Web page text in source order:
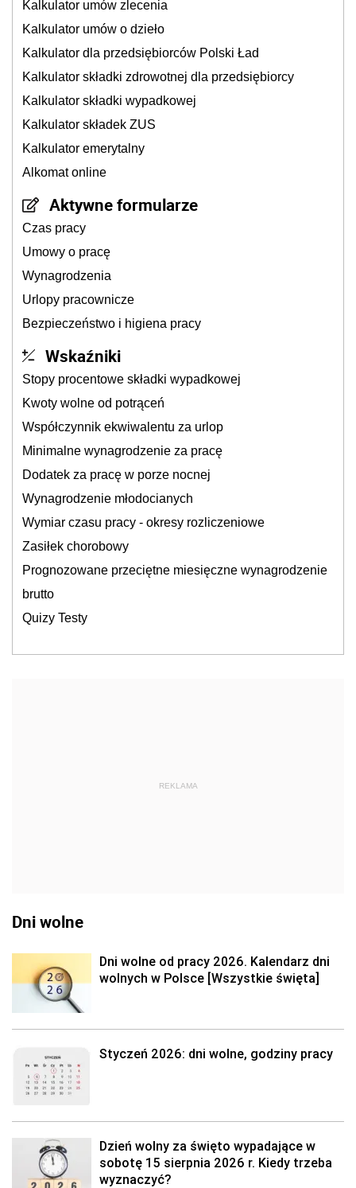
Kalkulator umów zlecenia
Kalkulator umów o dzieło
Kalkulator dla przedsiębiorców Polski Ład
Kalkulator składki zdrowotnej dla przedsiębiorcy
Kalkulator składki wypadkowej
Kalkulator składek ZUS
Kalkulator emerytalny
Alkomat online
Aktywne formularze
Czas pracy
Umowy o pracę
Wynagrodzenia
Urlopy pracownicze
Bezpieczeństwo i higiena pracy
Wskaźniki
Stopy procentowe składki wypadkowej
Kwoty wolne od potrąceń
Współczynnik ekwiwalentu za urlop
Minimalne wynagrodzenie za pracę
Dodatek za pracę w porze nocnej
Wynagrodzenie młodocianych
Wymiar czasu pracy - okresy rozliczeniowe
Zasiłek chorobowy
Prognozowane przeciętne miesięczne wynagrodzenie
brutto
Quizy Testy
REKLAMA
Dni wolne
Dni wolne od pracy 2026. Kalendarz dni
wolnych w Polsce [Wszystkie święta]
Styczeń 2026: dni wolne, godziny pracy
Dzień wolny za święto wypadające w
sobotę 15 sierpnia 2026 r. Kiedy trzeba
wyznaczyć?